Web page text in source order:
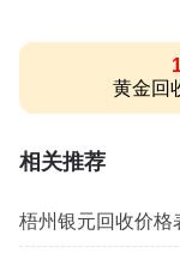
黄金回
相关推荐
梧州银元回收价格